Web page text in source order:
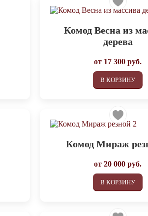
Комод Весна из
дерева
от 17 300 руб.
В КОРЗИНУ
Комод Мираж
от20 000 руб.
В КОРЗИНУ